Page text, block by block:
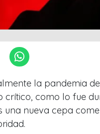
la pandemia
crítico, como lo fue
una nueva cepa